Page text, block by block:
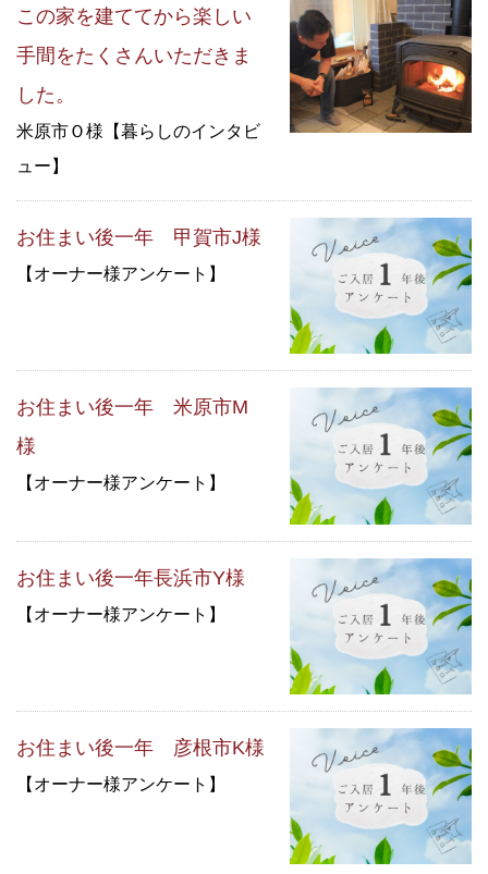
この家を建ててから楽しい
手間をたくさんいただきま
した。
米原市Ｏ様【暮らしのインタビ
ュー】
お住まい後一年 甲賀市J様
【オーナー様アンケート】
お住まい後一年 米原市M
様
【オーナー様アンケート】
お住まい後一年長浜市Y様
【オーナー様アンケート】
お住まい後一年 彦根市K様
【オーナー様アンケート】